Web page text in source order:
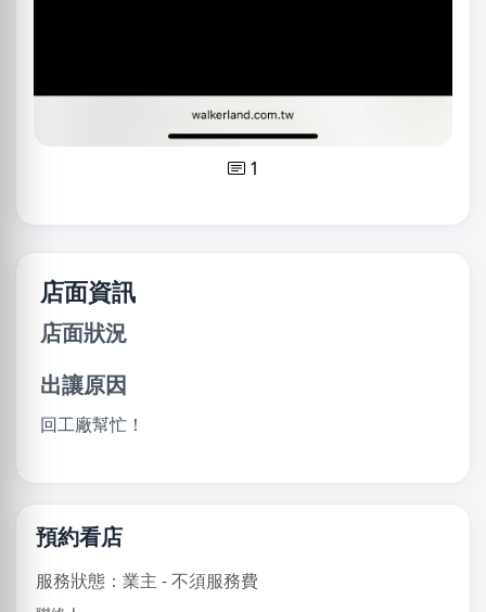
1
店面資訊
店面狀況
出讓原因
回工廠幫忙！
預約看店
服務狀態：業主 - 不須服務費